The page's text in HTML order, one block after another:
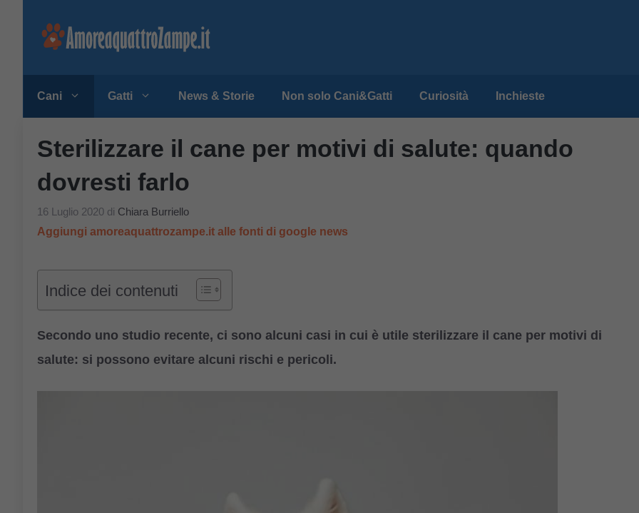
Cani Gatti News & Storie Non solo Cani&Gatti Curiosità Inchieste
Sterilizzare il cane per motivi di salute: quando
dovresti farlo
16 Luglio 2020 di Chiara Burriello
Aggiungi amoreaquattrozampe.it alle fonti di google news
Indice dei contenuti
Secondo uno studio recente, ci sono alcuni casi in cui è utile sterilizzare il cane per motivi di
salute: si possono evitare alcuni rischi e pericoli.